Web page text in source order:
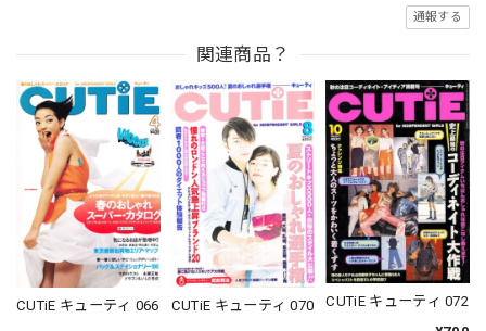
通報する
関連商品？
CUTiE キューティ 066
CUTiE キューティ 070
CUTiE キューティ 072